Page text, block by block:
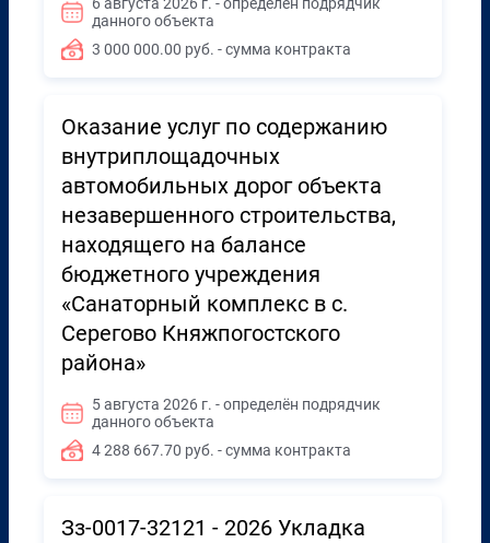
6 августа 2026 г. - определён подрядчик
данного объекта
3 000 000.00 руб. - сумма контракта
Оказание услуг по содержанию
внутриплощадочных
автомобильных дорог объекта
незавершенного строительства,
находящего на балансе
бюджетного учреждения
«Санаторный комплекс в с.
Серегово Княжпогостского
района»
5 августа 2026 г. - определён подрядчик
данного объекта
4 288 667.70 руб. - сумма контракта
Зз-0017-32121 - 2026 Укладка